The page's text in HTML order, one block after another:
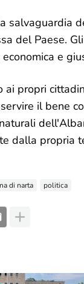
salvaguardia
del Paese.
e
propri
il bene
dalla propria
di narta politica